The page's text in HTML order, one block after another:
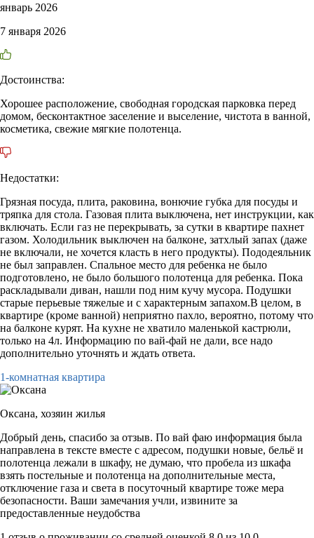
январь 2026
7 января 2026
Достоинства:
Хорошее расположение, свободная городская парковка перед
домом, бесконтактное заселение и выселение, чистота в ванной,
косметика, свежие мягкие полотенца.
Недостатки:
Грязная посуда, плита, раковина, вонючие губка для посуды и
тряпка для стола. Газовая плита выключена, нет инструкции, как
включать. Если газ не перекрывать, за сутки в квартире пахнет
газом. Холодильник выключен на балконе, затхлый запах (даже
не включали, не хочется класть в него продукты). Пододеяльник
не был заправлен. Спальное место для ребенка не было
подготовлено, не было большого полотенца для ребенка. Пока
раскладывали диван, нашли под ним кучу мусора. Подушки
старые перьевые тяжелые и с характерным запахом.В целом, в
квартире (кроме ванной) неприятно пахло, вероятно, потому что
на балконе курят. На кухне не хватило маленькой кастрюли,
только на 4л. Информацию по вай-фай не дали, все надо
дополнительно уточнять и ждать ответа.
1-комнатная квартира
Оксана, хозяин жилья
Добрый день, спасибо за отзыв. По вай фаю информация была
направлена в тексте вместе с адресом, подушки новые, бельё и
полотенца лежали в шкафу, не думаю, что пробела из шкафа
взять постельные и полотенца на дополнительные места,
отключение газа и света в посуточный квартире тоже мера
безопасности. Ваши замечания учли, извините за
предоставленные неудобства